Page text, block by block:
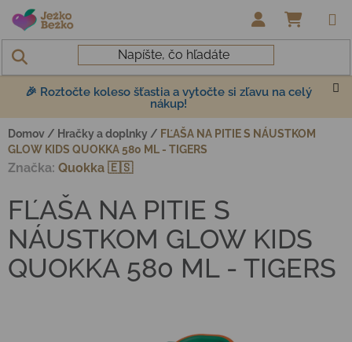
Prejsť na obsah
🎉 Roztočte koleso šťastia a vytočte si zľavu na celý
nákup!
Domov / Hračky a doplnky / FĽAŠA NA PITIE S NÁUSTKOM
GLOW KIDS QUOKKA 580 ML - TIGERS
FĽAŠA NA PITIE S
NÁUSTKOM GLOW KIDS
QUOKKA 580 ML - TIGERS
Značka: Quokka 🇪🇸